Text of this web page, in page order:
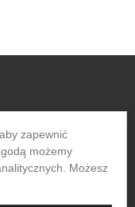
zapewnić
możemy
Możesz